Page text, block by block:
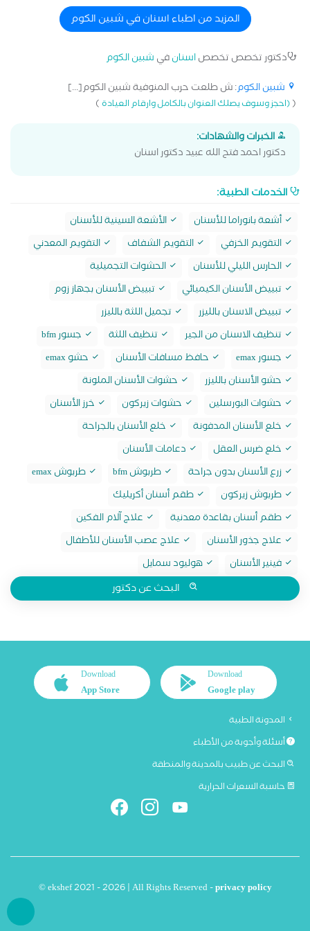
الاطفال و تعديل مشاكل العضم فى بدايه النمو
المزيد من اطباء اسنان في شبين الكوم
دكتور تخصص تخصصاسنانفي شبين الكوم
شبين الكوم: ش طلعت حرب المنوفية شبين الكوم[...]
((احجز وسوف يصلك العنوان بالكامل وارقام العيادة)
الخبرات والشهادات:
دكتور احمد فتح الله عبيد دكتور اسنان
الخدمات الطبية:
أشعة بانوراما للأسنان
الأشعة السينية للأسنان
التقويم الخزفي
التقويم الشفاف
التقويم المعدني
الحارس الليلي للأسنان
الحشوات التجميلية
تبييض الأسنان الكيميائي
تبييض الأسنان بجهاز زوم
تبييض الاسنان بالليزر
تجميل اللثة بالليزر
تنظيف الاسنان من الجير
تنظيف اللثة
جسور bfm
جسور emax
حافظ مسافات الأسنان
حشو emax
حشو الأسنان بالليزر
حشوات الأسنان الملونة
حشوات البورسلين
حشوات زيركون
خرز الأسنان
خلع الأسنان المدفونة
خلع الأسنان بالجراحة
خلع ضرس العقل
دعامات الأسنان
زرع الأسنان بدون جراحة
طربوش bfm
طربوش emax
طربوش زيركون
طقم أسنان أكريليك
طقم أسنان بقاعدة معدنية
علاج آلام الفكين
علاج جذور الأسنان
علاج عصب الأسنان للأطفال
فينير الأسنان
هوليود سمايل
البحث عن دكتور
Download
Google play
Download
App Store
المدونة الطبية
أسئلة وأجوبة من الأطباء
البحث عن طبيب بالمدينة والمنطقة
حاسبة السعرات الحرارية
© ekshef 2021 - 2026 | All Rights Reserved -privacy policy